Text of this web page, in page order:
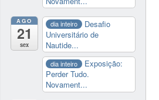
AGO
21
sex
dia inteiro
Desafio
Universitário de
Nautide...
dia inteiro
Exposição:
Perder Tudo.
Novament...